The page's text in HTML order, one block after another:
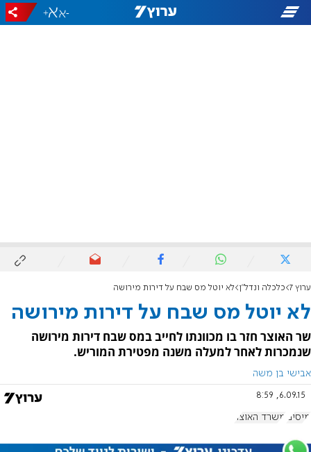
-
+
ערוץ 7 כלכלה ונדל"ן לא יוטל מס שבח על דירות מירושה
לא יוטל מס שבח על דירות מירושה
שר האוצר חזר בו מכוונתו לחייב במס שבח דירות מירושה
שנמכרות לאחר למעלה משנה מפטירת המוריש.
אבישי בן משה
6.09.15, 8:59
מיסים משרד האוצר